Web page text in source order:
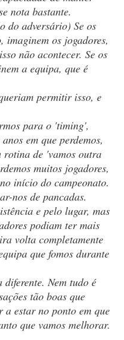
nota bastante.
do adversário) Se os
imaginem os jogadores,
não acontecer. Se os
a equipa, que é
permitir isso, e
para o 'timing',
em que perdemos,
de 'vamos outra
muitos jogadores,
início do campeonato.
nos de pancadas.
e pelo lugar, mas
podiam ter mais
volta completamente
que fomos durante
diferente. Nem tudo é
tão boas que
a estar no ponto em que
que vamos melhorar.